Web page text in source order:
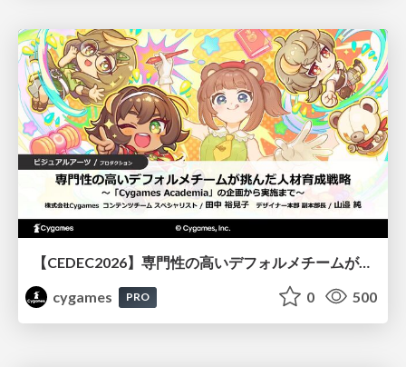
【CEDEC2026】専門性の高いデフォルメチームが挑んだ人材育成戦略 〜Cygames Academiaの企画から実施まで〜
cygames
PRO 0 500